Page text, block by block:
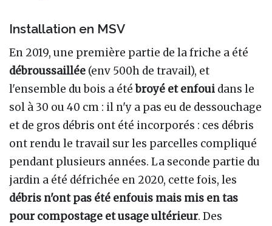
Installation en MSV
En 2019, une première partie de la friche a été
débroussaillée (env 500h de travail), et
l'ensemble du bois a étébroyé et enfoui dans le
sol à 30 ou 40 cm : il n'y a pas eu de dessouchage
et de gros débris ont été incorporés : ces débris
ont rendu le travail sur les parcelles compliqué
pendant plusieurs années. La seconde partie du
jardin a été défrichée en 2020, cette fois, les
débris n'ont pas été enfouis mais mis en tas
pour compostage et usage ultérieur. Des